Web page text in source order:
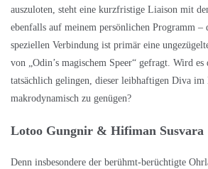
auszuloten, steht eine kurzfristige Liaison mit
ebenfalls auf meinem persönlichen Programm –
speziellen Verbindung ist primär eine
von „Odin’s magischem Speer“ gefragt. Wird
tatsächlich gelingen, dieser leibhaftigen Diva
makrodynamisch zu genügen?
Lotoo Gungnir & Hifiman Susvara
Denn insbesondere der berühmt-berüchtigte